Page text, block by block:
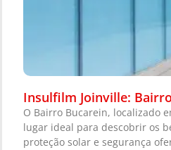
Insulfilm Joinville:
O Bairro Bucarein, localizado
lugar ideal para descobrir os
proteção solar e segurança